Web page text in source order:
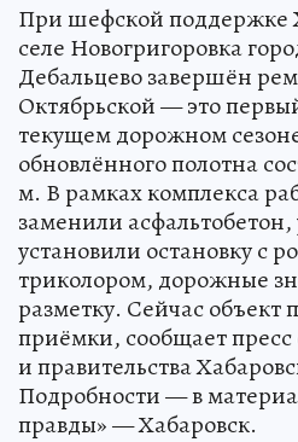
При шефской поддержке
селе Новогригоровка
Дебальцево завершён
Октябрьской — это
текущем дорожном
обновлённого полотна
м. В рамках комплекса
заменили
установили остановку с
триколором, дорожные
разметку. Сейчас объект
приёмки, сообщает пресс
и правительства
Подробности — в
правды» — Хабаровск.